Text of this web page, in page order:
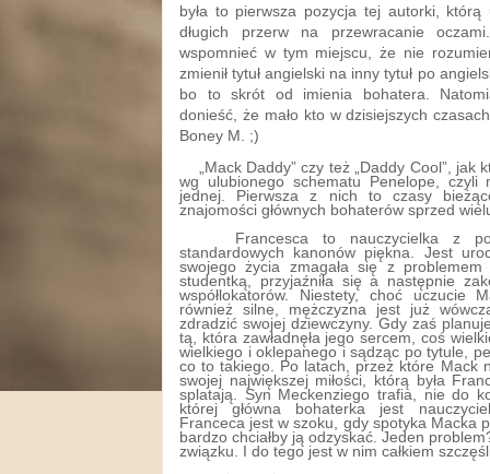
była to pierwsza pozycja tej autorki,
długich przerw na przewracanie
wspomnieć w tym miejscu, że nie
zmienił tytuł angielski na inny tytuł po
bo to skrót od imienia bohatera.
donieść, że mało kto w dzisiejszych
Boney M. ;)
„Mack Daddy” czy też „Daddy Cool”, jak
wg ulubionego schematu Penelope,
jednej. Pierwsza z nich to czasy
znajomości głównych bohaterów sprzed
Francesca to nauczycielka z
standardowych kanonów piękna. Jest
swojego życia zmagała się z
studentką, przyjaźniła się a następnie
współlokatorów. Niestety, choć uczucie
również silne, mężczyzna jest już
zdradzić swojej dziewczyny. Gdy zaś
tą, która zawładnęła jego sercem, coś
wielkiego i oklepanego i sądząc po tytule,
co to takiego. Po latach, przez które Mack
swojej największej miłości, którą była
splatają. Syn Meckenziego trafia, nie do
której główna bohaterka jest
Franceca jest w szoku, gdy spotyka Macka
bardzo chciałby ją odzyskać. Jeden
związku. I do tego jest w nim całkiem